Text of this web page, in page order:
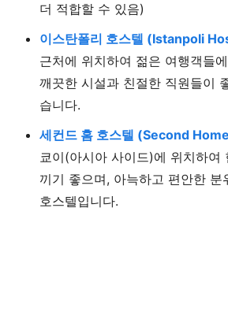
더 적합할 수 있음)
이스탄폴리 호스텔 (Istanpoli
근처에 위치하여 젊은 여행객들
깨끗한 시설과 친절한 직원들이
습니다.
세컨드 홈 호스텔 (Second
쿄이(아시아 사이드)에 위치하여
끼기 좋으며, 아늑하고 편안한 분
호스텔입니다.